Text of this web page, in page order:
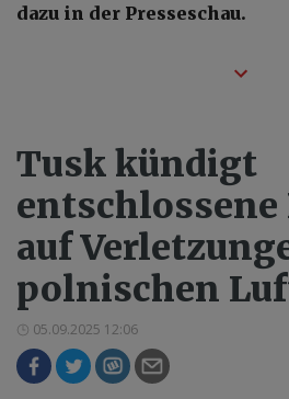
dazu in der Presseschau.
Tusk kündigt
auf
polnischen
05.09.2025 12:06